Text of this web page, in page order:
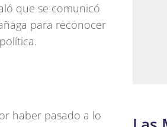
que se comunicó
para reconocer
haber pasado a lo